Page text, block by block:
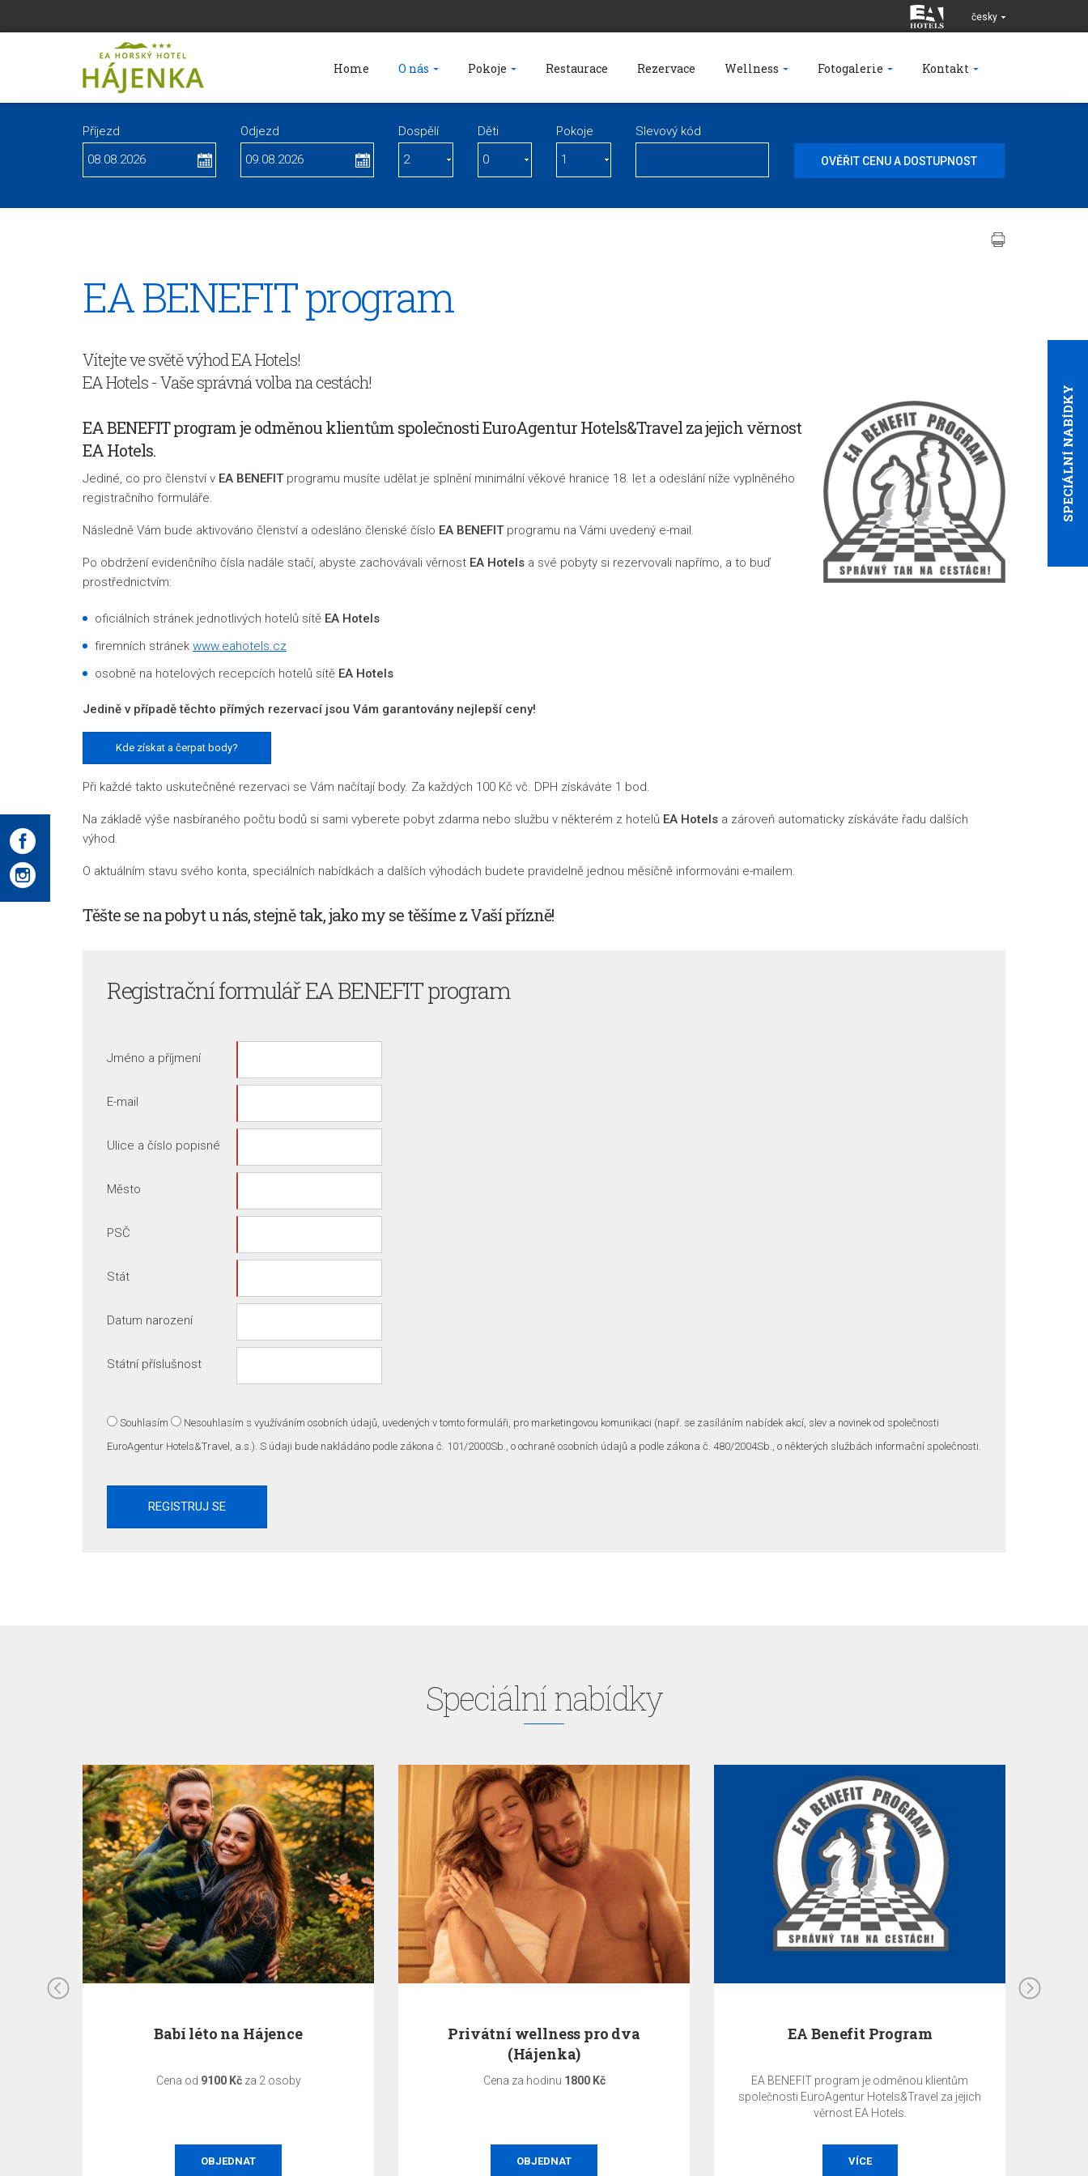
česky
Home O nás Pokoje Restaurace Rezervace Wellness Fotogalerie Kontakt
Příjezd Odjezd Dospělí Děti Pokoje Slevový kód
SPECIÁLNÍ NABÍDKY
EA BENEFIT program
Vítejte ve světě výhod EA Hotels!
EA Hotels - Vaše správná volba na cestách!
EA BENEFIT program je odměnou klientům společnosti EuroAgentur Hotels&Travel za jejich věrnost
EA Hotels.
Jediné, co pro členství v EA BENEFIT programu musíte udělat je splnění minimální věkové hranice 18. let a odeslání níže vyplněného
registračního formuláře.
Následně Vám bude aktivováno členství a odesláno členské číslo EA BENEFIT programu na Vámi uvedený e-mail.
Po obdržení evidenčního čísla nadále stačí, abyste zachovávali věrnost EA Hotels a své pobyty si rezervovali napřímo, a to buď
prostřednictvím:
oficiálních stránek jednotlivých hotelů sítě EA Hotels
firemních stránek www.eahotels.cz
osobně na hotelových recepcích hotelů sítě EA Hotels
Jedině v případě těchto přímých rezervací jsou Vám garantovány nejlepší ceny!
Kde získat a čerpat body?
Při každé takto uskutečněné rezervaci se Vám načítají body. Za každých 100 Kč vč. DPH získáváte 1 bod.
Na základě výše nasbíraného počtu bodů si sami vyberete pobyt zdarma nebo službu v některém z hotelů EA Hotels a zároveň automaticky získáváte řadu dalších
výhod.
O aktuálním stavu svého konta, speciálních nabídkách a dalších výhodách budete pravidelně jednou měsíčně informováni e-mailem.
Těšte se na pobyt u nás, stejně tak, jako my se těšíme z Vaší přízně!
Registrační formulářEA BENEFIT program
Jméno a příjmení
E-mail
Ulice a číslo popisné
Město
PSČ
Stát
Datum narození
Státní příslušnost
Souhlasím Nesouhlasím s využíváním osobních údajů, uvedených v tomto formuláři, pro marketingovou komunikaci (např. se zasíláním nabídek akcí, slev a novinek od společnosti
EuroAgentur Hotels&Travel, a.s.). S údaji bude nakládáno podle zákona č. 101/2000Sb., o ochraně osobních údajů a podle zákona č. 480/2004Sb., o některých službách informační společnosti.
Speciální nabídky
Babí léto na Hájence
Cena od 9100 Kčza 2 osoby
OBJEDNAT
Privátní wellness pro dva
(Hájenka)
Cena za hodinu 1800 Kč
OBJEDNAT
EA Benefit Program
EA BENEFIT program je odměnou klientům
společnosti EuroAgentur Hotels&Travel za jejich
věrnost EA Hotels.
VÍCE